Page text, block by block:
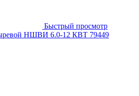
Быстрый просмотр
НШВИ 6.0-12 КВТ 79449